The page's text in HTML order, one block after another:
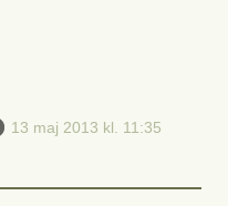
13 maj 2013 kl. 11:35